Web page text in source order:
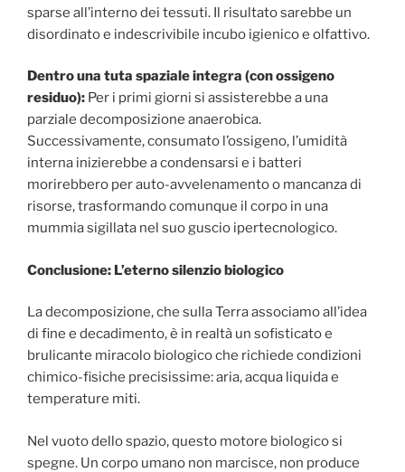
sparse all’interno dei tessuti. Il risultato sarebbe un
disordinato e indescrivibile incubo igienico e olfattivo.
Dentro una tuta spaziale integra (con ossigeno
residuo): Per i primi giorni si assisterebbe a una
parziale decomposizione anaerobica.
Successivamente, consumato l’ossigeno, l’umidità
interna inizierebbe a condensarsi e i batteri
morirebbero per auto-avvelenamento o mancanza di
risorse, trasformando comunque il corpo in una
mummia sigillata nel suo guscio ipertecnologico.
Conclusione: L’eterno silenzio biologico
La decomposizione, che sulla Terra associamo all’idea
di fine e decadimento, è in realtà un sofisticato e
brulicante miracolo biologico che richiede condizioni
chimico-fisiche precisissime: aria, acqua liquida e
temperature miti.
Nel vuoto dello spazio, questo motore biologico si
spegne. Un corpo umano non marcisce, non produce